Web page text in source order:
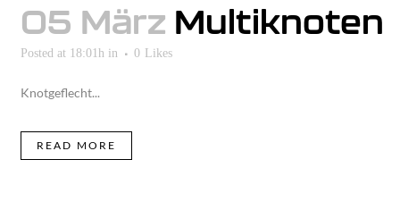
05 März Multiknoten
Posted at 18:01h in 0 Likes
Knotgeflecht...
READ MORE